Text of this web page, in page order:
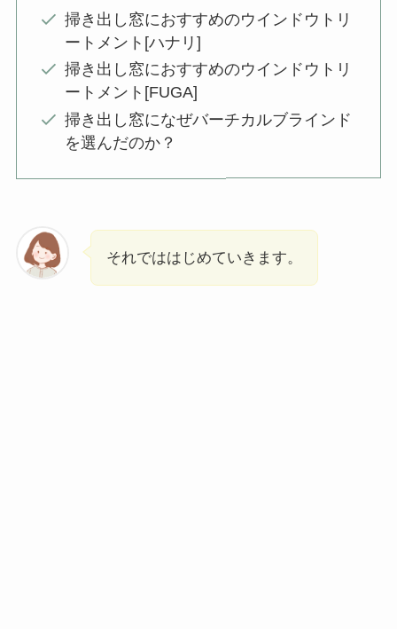
掃き出し窓におすすめのウインドウトリ
ートメント[ハナリ]
掃き出し窓におすすめのウインドウトリ
ートメント[FUGA]
掃き出し窓になぜバーチカルブラインド
を選んだのか？
それでははじめていきます。